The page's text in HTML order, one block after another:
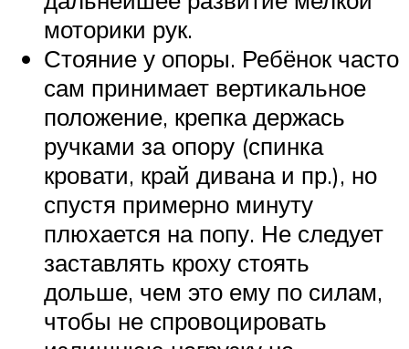
моторики рук.
Стояние у опоры. Ребёнок часто
сам принимает вертикальное
положение, крепка держась
ручками за опору (спинка
кровати, край дивана и пр.), но
спустя примерно минуту
плюхается на попу. Не следует
заставлять кроху стоять
дольше, чем это ему по силам,
чтобы не спровоцировать